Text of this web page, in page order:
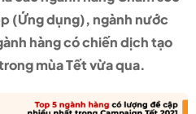
(Ứng dụng), ngành nước
hàng có chiến dịch tạo
mùa Tết vừa qua.